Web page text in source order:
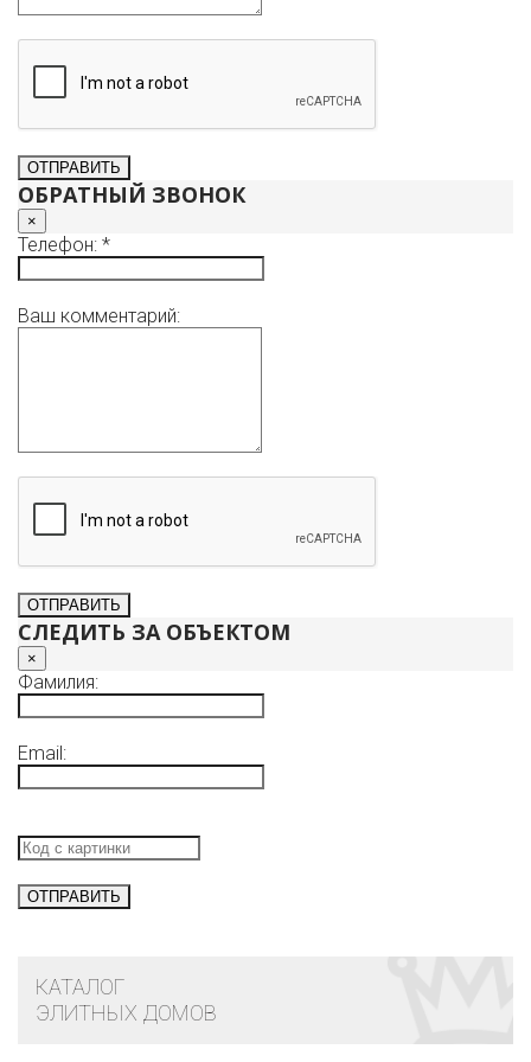
ОБРАТНЫЙ ЗВОНОК
×
Телефон: *
Ваш комментарий:
СЛЕДИТЬ ЗА ОБЪЕКТОМ
×
Фамилия:
Email:
КАТАЛОГ
ЭЛИТНЫХ ДОМОВ